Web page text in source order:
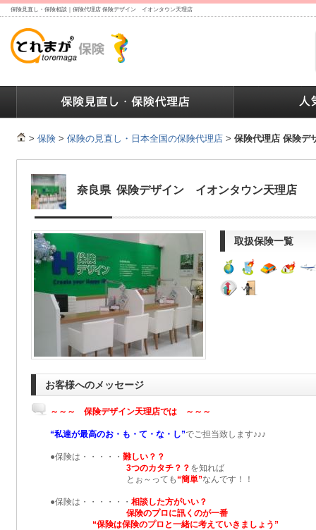
保険見直し・保険相談｜保険代理店 保険デザイン イオンタウン天理店
> 保険 > 保険の見直し・日本全国の保険代理店 > 保険代理店 保険
奈良県 保険デザイン イオンタウン天理店
取扱保険一覧
お客様へのメッセージ
～～～ 保険デザイン天理店では ～～～
“私達が最高のお・も・て・な・し”でご担当致します♪♪♪
●保険は・・・・・ 難しい？？
3つのカタチ？？ を知れば
とぉ～っても“簡単”なんです！！
●保険は・・・・・・ 相談した方がいい？
保険のプロに訊くのが一番
“保険は保険のプロと一緒に考えていきましょう”